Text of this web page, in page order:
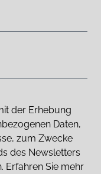
der Erhebung
Daten,
zum Zwecke
des Newsletters
Erfahren Sie mehr